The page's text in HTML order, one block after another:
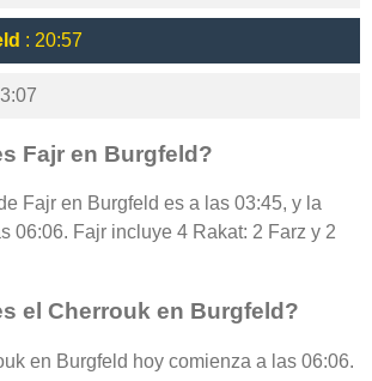
: 20:57
Fajr en Burgfeld?
Fajr en Burgfeld es a las 03:45, y la
06:06. Fajr incluye 4 Rakat: 2 Farz y 2
el Cherrouk en Burgfeld?
en Burgfeld hoy comienza a las 06:06.